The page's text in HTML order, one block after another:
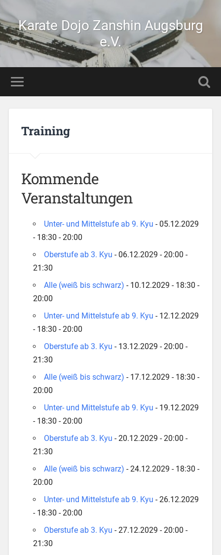
Karate Dojo Zanshin Augsburg
e.V.
Training
Kommende
Veranstaltungen
Unter- und Mittelstufe ab 9. Kyu - 05.12.2029
- 18:30 - 20:00
Oberstufe ab 3. Kyu - 06.12.2029 - 20:00 -
21:30
Alle (weiß bis schwarz) - 10.12.2029 - 18:30 -
20:00
Unter- und Mittelstufe ab 9. Kyu - 12.12.2029
- 18:30 - 20:00
Oberstufe ab 3. Kyu - 13.12.2029 - 20:00 -
21:30
Alle (weiß bis schwarz) - 17.12.2029 - 18:30 -
20:00
Unter- und Mittelstufe ab 9. Kyu - 19.12.2029
- 18:30 - 20:00
Oberstufe ab 3. Kyu - 20.12.2029 - 20:00 -
21:30
Alle (weiß bis schwarz) - 24.12.2029 - 18:30 -
20:00
Unter- und Mittelstufe ab 9. Kyu - 26.12.2029
- 18:30 - 20:00
Oberstufe ab 3. Kyu - 27.12.2029 - 20:00 -
21:30